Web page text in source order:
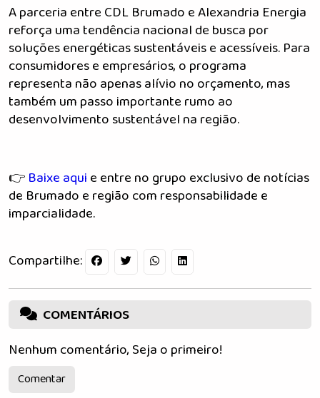
A parceria entre CDL Brumado e Alexandria Energia
reforça uma tendência nacional de busca por
soluções energéticas sustentáveis e acessíveis. Para
consumidores e empresários, o programa
representa não apenas alívio no orçamento, mas
também um passo importante rumo ao
desenvolvimento sustentável na região.
👉Baixe aquie entre no grupo exclusivo de notícias
de Brumado e região com responsabilidade e
imparcialidade.
Compartilhe:
COMENTÁRIOS
Nenhum comentário, Seja o primeiro!
Comentar